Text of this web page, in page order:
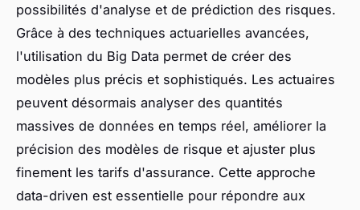
possibilités d'analyse et de prédiction des risques.
Grâce à des techniques actuarielles avancées,
l'utilisation du Big Data permet de créer des
modèles plus précis et sophistiqués. Les actuaires
peuvent désormais analyser des quantités
massives de données en temps réel, améliorer la
précision des modèles de risque et ajuster plus
finement les tarifs d'assurance. Cette approche
data-driven est essentielle pour répondre aux